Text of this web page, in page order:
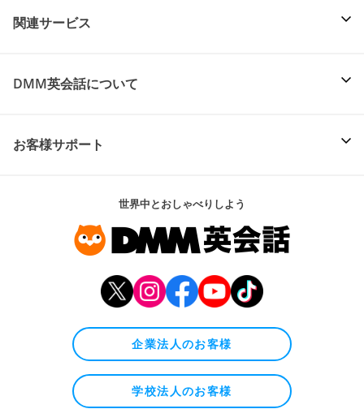
関連サービス
DMM英会話について
お客様サポート
世界中とおしゃべりしよう
企業法人のお客様
学校法人のお客様